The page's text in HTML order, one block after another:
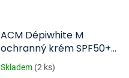
ACM Dépiwhite M
ochranný krém SPF50+
40ml
Skladem (2 ks)